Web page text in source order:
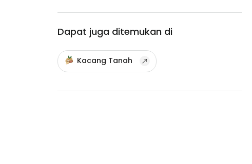
Dapat juga ditemukan di
Kacang Tanah